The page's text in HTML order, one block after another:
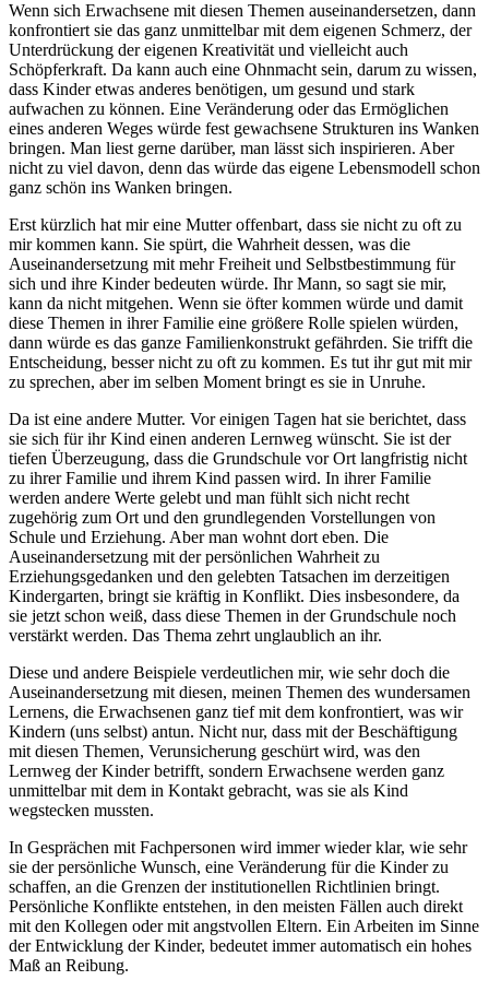
Wenn sich Erwachsene mit diesen Themen auseinandersetzen, dann
konfrontiert sie das ganz unmittelbar mit dem eigenen Schmerz, der
Unterdrückung der eigenen Kreativität und vielleicht auch
Schöpferkraft. Da kann auch eine Ohnmacht sein, darum zu wissen,
dass Kinder etwas anderes benötigen, um gesund und stark
aufwachen zu können. Eine Veränderung oder das Ermöglichen
eines anderen Weges würde fest gewachsene Strukturen ins Wanken
bringen. Man liest gerne darüber, man lässt sich inspirieren. Aber
nicht zu viel davon, denn das würde das eigene Lebensmodell schon
ganz schön ins Wanken bringen.
Erst kürzlich hat mir eine Mutter offenbart, dass sie nicht zu oft zu
mir kommen kann. Sie spürt, die Wahrheit dessen, was die
Auseinandersetzung mit mehr Freiheit und Selbstbestimmung für
sich und ihre Kinder bedeuten würde. Ihr Mann, so sagt sie mir,
kann da nicht mitgehen. Wenn sie öfter kommen würde und damit
diese Themen in ihrer Familie eine größere Rolle spielen würden,
dann würde es das ganze Familienkonstrukt gefährden. Sie trifft die
Entscheidung, besser nicht zu oft zu kommen. Es tut ihr gut mit mir
zu sprechen, aber im selben Moment bringt es sie in Unruhe.
Da ist eine andere Mutter. Vor einigen Tagen hat sie berichtet, dass
sie sich für ihr Kind einen anderen Lernweg wünscht. Sie ist der
tiefen Überzeugung, dass die Grundschule vor Ort langfristig nicht
zu ihrer Familie und ihrem Kind passen wird. In ihrer Familie
werden andere Werte gelebt und man fühlt sich nicht recht
zugehörig zum Ort und den grundlegenden Vorstellungen von
Schule und Erziehung. Aber man wohnt dort eben. Die
Auseinandersetzung mit der persönlichen Wahrheit zu
Erziehungsgedanken und den gelebten Tatsachen im derzeitigen
Kindergarten, bringt sie kräftig in Konflikt. Dies insbesondere, da
sie jetzt schon weiß, dass diese Themen in der Grundschule noch
verstärkt werden. Das Thema zehrt unglaublich an ihr.
Diese und andere Beispiele verdeutlichen mir, wie sehr doch die
Auseinandersetzung mit diesen, meinen Themen des wundersamen
Lernens, die Erwachsenen ganz tief mit dem konfrontiert, was wir
Kindern (uns selbst) antun. Nicht nur, dass mit der Beschäftigung
mit diesen Themen, Verunsicherung geschürt wird, was den
Lernweg der Kinder betrifft, sondern Erwachsene werden ganz
unmittelbar mit dem in Kontakt gebracht, was sie als Kind
wegstecken mussten.
In Gesprächen mit Fachpersonen wird immer wieder klar, wie sehr
sie der persönliche Wunsch, eine Veränderung für die Kinder zu
schaffen, an die Grenzen der institutionellen Richtlinien bringt.
Persönliche Konflikte entstehen, in den meisten Fällen auch direkt
mit den Kollegen oder mit angstvollen Eltern. Ein Arbeiten im Sinne
der Entwicklung der Kinder, bedeutet immer automatisch ein hohes
Maß an Reibung.